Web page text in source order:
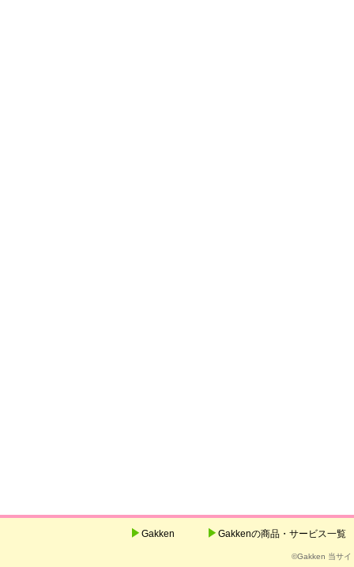
Gakken Gakkenの商品・サービス一覧
©Gakken 当サイ